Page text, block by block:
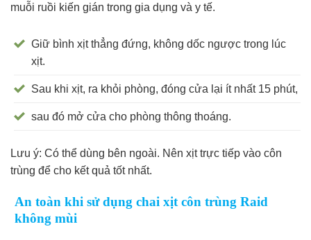
muỗi ruồi kiến gián trong gia dụng và y tế.
Giữ bình xịt thẳng đứng, không dốc ngược trong lúc
xịt.
Sau khi xịt, ra khỏi phòng, đóng cửa lại ít nhất 15 phút,
sau đó mở cửa cho phòng thông thoáng.
Lưu ý: Có thể dùng bên ngoài. Nên xịt trực tiếp vào côn
trùng để cho kết quả tốt nhất.
An toàn khi sử dụng chai xịt côn trùng Raid
không mùi